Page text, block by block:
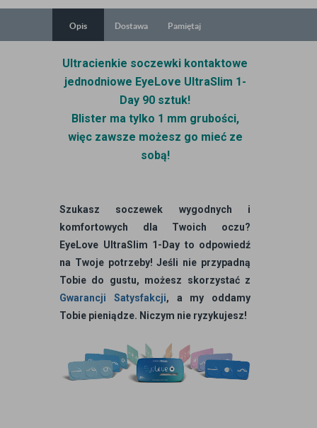
Opis Dostawa Pamiętaj
Ultracienkie soczewki kontaktowe
jednodniowe EyeLove UltraSlim 1-
Day 90 sztuk!
Blister ma tylko 1 mm grubości,
więc zawsze możesz go mieć ze
sobą!
Szukasz soczewek wygodnych i
komfortowych dla Twoich oczu?
EyeLove UltraSlim 1-Day to odpowiedź
na Twoje potrzeby! Jeśli nie przypadną
Tobie do gustu, możesz skorzystać z
Gwarancji Satysfakcji, a my oddamy
Tobie pieniądze. Niczym nie ryzykujesz!